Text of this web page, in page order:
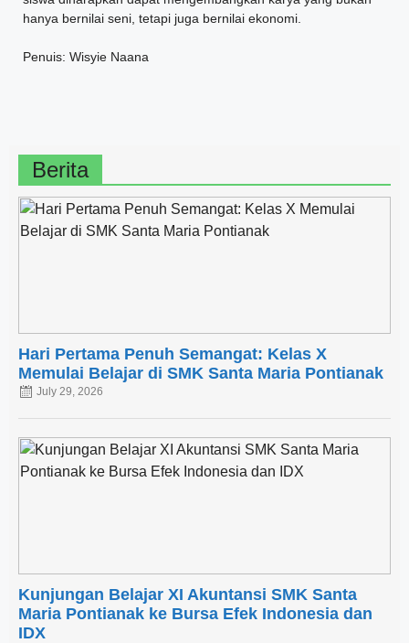
hanya bernilai seni, tetapi juga bernilai ekonomi.
Penuis: Wisyie Naana
Berita
Hari Pertama Penuh Semangat: Kelas X
Memulai Belajar di SMK Santa Maria Pontianak
July 29, 2026
Kunjungan Belajar XI Akuntansi SMK Santa
Maria Pontianak ke Bursa Efek Indonesia dan
IDX